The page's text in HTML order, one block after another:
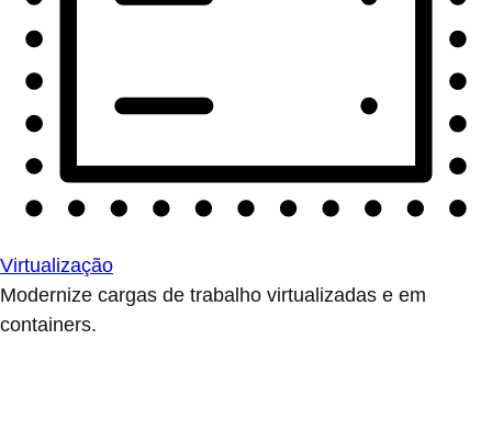
Virtualização
Modernize cargas de trabalho virtualizadas e em
containers.